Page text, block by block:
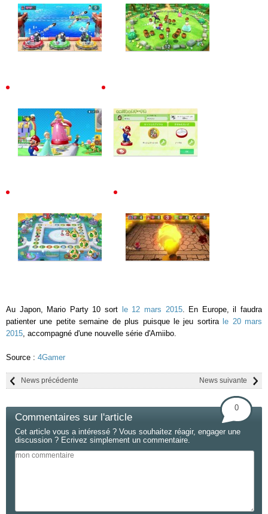
Au Japon, Mario Party 10 sort le 12 mars 2015. En Europe, il faudra
patienter une petite semaine de plus puisque le jeu sortira le 20 mars
2015, accompagné d'une nouvelle série d'Amiibo.
Source : 4Gamer
News suivante
News précédente
Commentaires sur l'article
0
Cet article vous a intéressé ? Vous souhaitez réagir, engager une
discussion ? Ecrivez simplement un commentaire.